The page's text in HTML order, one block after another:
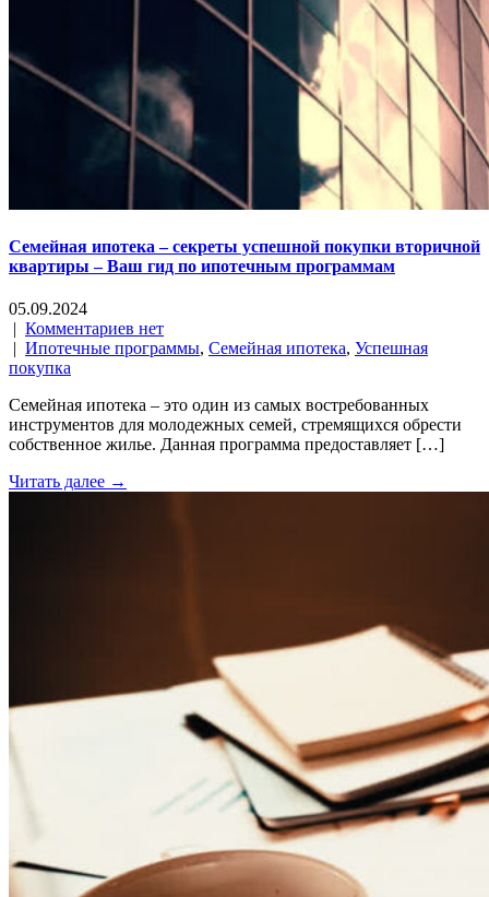
Семейная ипотека – секреты успешной покупки вторичной
квартиры – Ваш гид по ипотечным программам
05.09.2024
| Комментариев нет
| Ипотечные программы, Семейная ипотека, Успешная
покупка
Семейная ипотека – это один из самых востребованных
инструментов для молодежных семей, стремящихся обрести
собственное жилье. Данная программа предоставляет […]
Читать далее →